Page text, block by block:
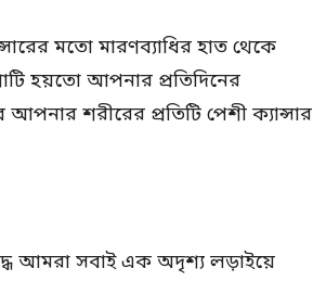
মতো মারণব্যাধির হাত থেকে
হয়তো আপনার প্রতিদিনের
শরীরের প্রতিটি পেশী ক্যান্সার
আমরা সবাই এক অদৃশ্য লড়াইয়ে